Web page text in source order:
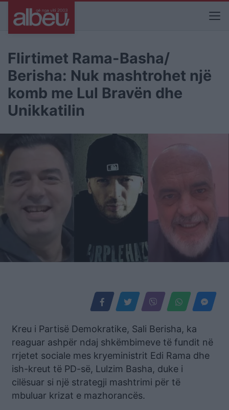
Flirtimet Rama-Basha/
Berisha: Nuk mashtrohet një
komb me Lul Bravën dhe
Unikkatilin
Kreu i Partisë Demokratike, Sali Berisha, ka
reaguar ashpër ndaj shkëmbimeve të fundit në
rrjetet sociale mes kryeministrit Edi Rama dhe
ish-kreut të PD-së, Lulzim Basha, duke i
cilësuar si një strategji mashtrimi për të
mbuluar krizat e mazhorancës.